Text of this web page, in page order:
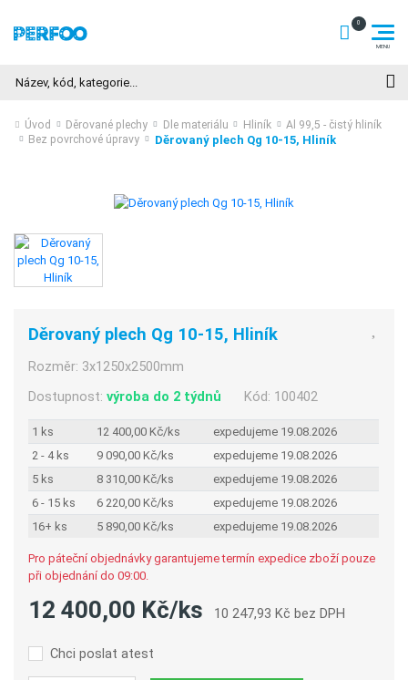
Úvod Děrované plechy Dle materiálu Hliník
Al 99,5 - čistý hliník
Bez povrchové úpravy
Děrovaný plech Qg 10-15, Hliník
Děrovaný plech Qg 10-15, Hliník
Rozměr: 3x1250x2500mm
Dostupnost:výroba do 2 týdnů Kód: 100402
1 ks 12 400,00 Kč/ks
expedujeme 19.08.2026
2 - 4 ks
9 090,00 Kč/ks
expedujeme 19.08.2026
5 ks
8 310,00 Kč/ks
expedujeme 19.08.2026
6 - 15 ks
6 220,00 Kč/ks
expedujeme 19.08.2026
16+ ks
5 890,00 Kč/ks expedujeme 19.08.2026
Pro páteční objednávky garantujeme termín expedice zboží pouze
při objednání do 09:00.
12 400,00 Kč/ks 10 247,93 Kč bez DPH
Chci poslat atest